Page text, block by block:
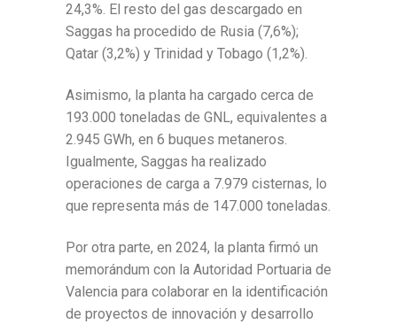
24,3%. El resto del gas descargado en
Saggas ha procedido de Rusia (7,6%);
Qatar (3,2%) y Trinidad y Tobago (1,2%).
Asimismo, la planta ha cargado cerca de
193.000 toneladas de GNL, equivalentes a
2.945 GWh, en 6 buques metaneros.
Igualmente, Saggas ha realizado
operaciones de carga a 7.979 cisternas, lo
que representa más de 147.000 toneladas.
Por otra parte, en 2024, la planta firmó un
memorándum con la Autoridad Portuaria de
Valencia para colaborar en la identificación
de proyectos de innovación y desarrollo